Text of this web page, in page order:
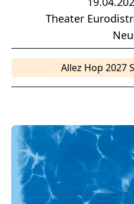
Theater
Allez Hop 2027